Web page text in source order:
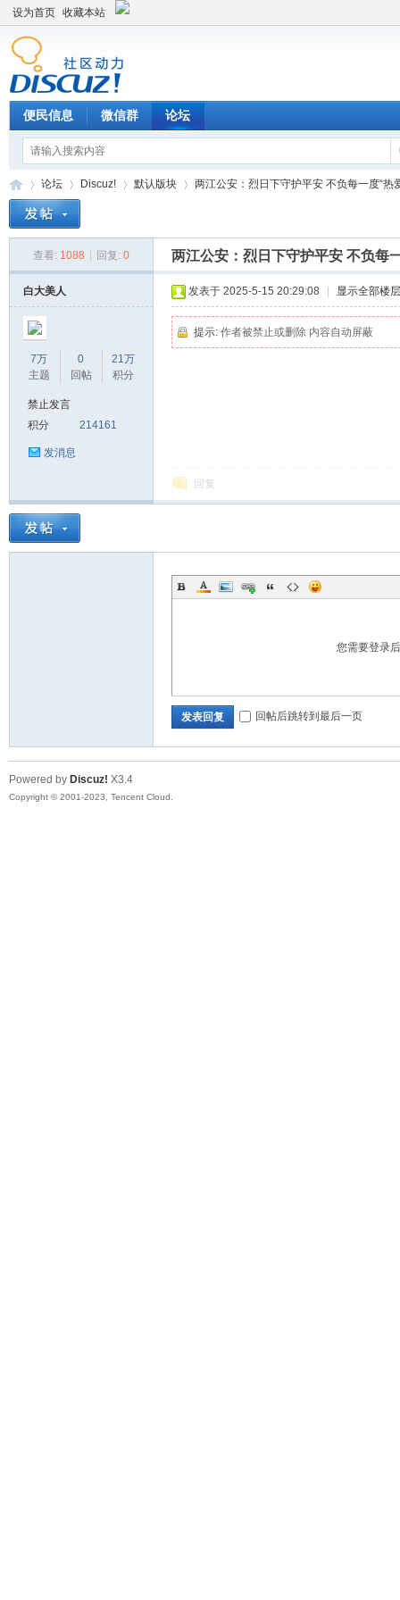
设为首页 收藏本站
便民信息 微信群 论坛
Bo
论坛
›
Discuz!
›
默认版块
›
两江公安：烈日下守护平安 不负每一度“热
查看: 1088 回复: 0 两江公安：烈日下守护平安 不负每
白大美人
7万
主题
0
回帖
21万
积分
禁止发言
积分
214161
发消息
发表于 2025-5-15 20:29:08 显示全部楼层
提示: 作者被禁止或删除 内容自动屏蔽
回复
您需要登录
发表回复 回帖后跳转到最后一页
Powered by Discuz! X3.4
Copyright © 2001-2023, Tencent Cloud.